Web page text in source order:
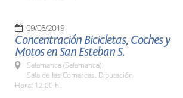
09/08/2019
Concentración Bicicletas, Coches y
Motos en San Esteban S.
Salamanca (Salamanca)
Sala de las Comarcas. Diputación
Hora: 12:00 h.